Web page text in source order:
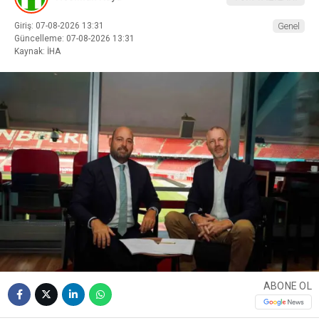
Giriş: 07-08-2026 13:31
Güncelleme: 07-08-2026 13:31
Kaynak: İHA
Genel
ABONE OL